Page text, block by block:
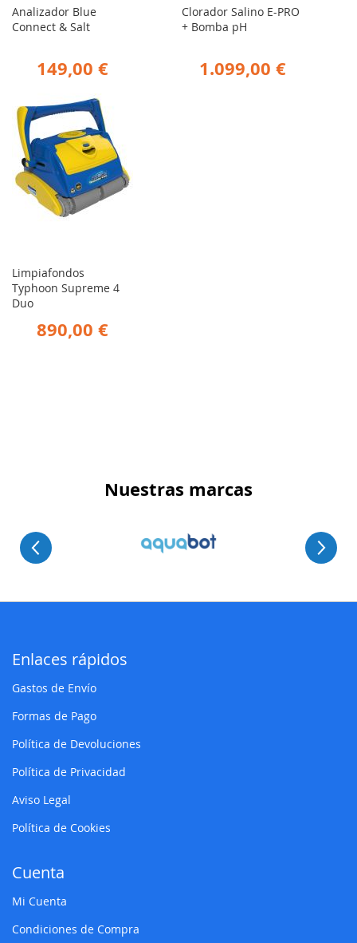
Analizador Blue
Connect & Salt
149,00 €
Clorador Salino E-PRO
+ Bomba pH
1.099,00 €
Limpiafondos
Typhoon Supreme 4
Duo
890,00 €
Nuestras marcas
Enlaces rápidos
Gastos de Envío
Formas de Pago
Política de Devoluciones
Política de Privacidad
Aviso Legal
Política de Cookies
Cuenta
Mi Cuenta
Condiciones de Compra